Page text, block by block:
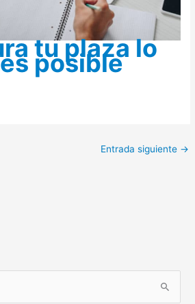
tu plaza lo
posible
Entrada siguiente →